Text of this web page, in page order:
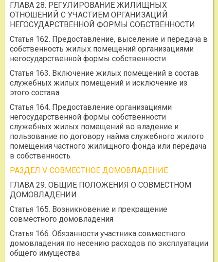
ГЛАВА 28. РЕГУЛИРОВАНИЕ ЖИЛИЩНЫХ
ОТНОШЕНИЙ С УЧАСТИЕМ ОРГАНИЗАЦИЙ
НЕГОСУДАРСТВЕННОЙ ФОРМЫ СОБСТВЕННОСТИ
Статья 162. Предоставление, выселение и передача в
собственность жилых помещений организациями
негосударственной формы собственности
Статья 163. Включение жилых помещений в состав
служебных жилых помещений и исключение из
этого состава
Статья 164. Предоставление организациями
негосударственной формы собственности
служебных жилых помещений во владение и
пользование по договору найма служебного жилого
помещения частного жилищного фонда или передача
в собственность
РАЗДЕЛ V. СОВМЕСТНОЕ ДОМОВЛАДЕНИЕ
ГЛАВА 29. ОБЩИЕ ПОЛОЖЕНИЯ О СОВМЕСТНОМ
ДОМОВЛАДЕНИИ
Статья 165. Возникновение и прекращение
совместного домовладения
Статья 166. Обязанности участника совместного
домовладения по несению расходов по эксплуатации
общего имущества